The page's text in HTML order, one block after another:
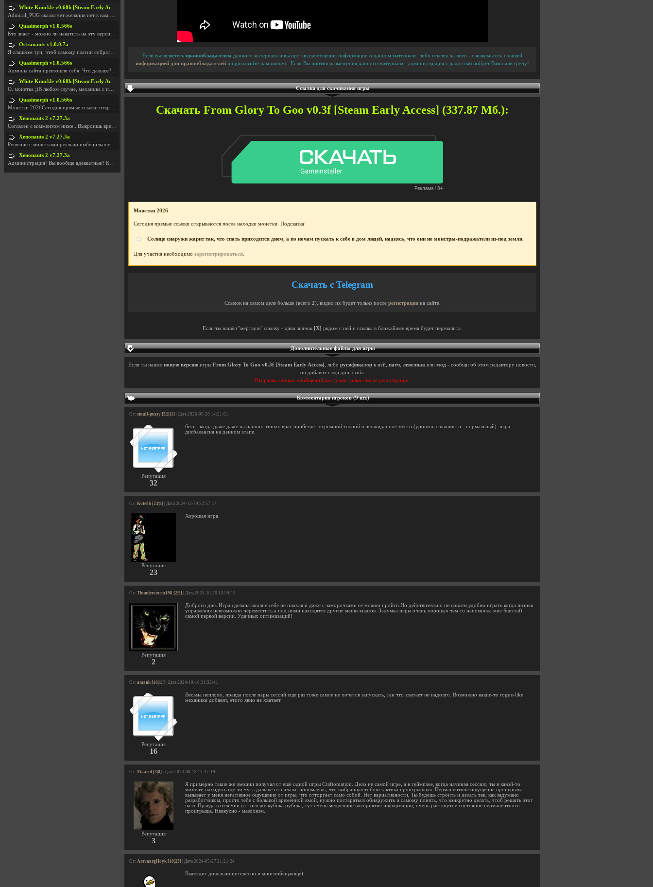
Если вы являетесь правообладателем данного материала и вы против размещения информации о данном материале, либо ссылок на него - ознакомьтесь с нашей
информацией для правообладателей и присылайте нам письмо. Если Вы против размещения данного материала - администрация с радостью пойдет Вам на встречу!
Ссылки для скачивания игры
Скачать From Glory To Goo v0.3f [Steam Early Access] (337.87 Мб.):
Монетки 2026
Сегодня прямые ссылки открываются после находки монетки. Подсказка:
Солнце снаружи жарит так, что спать приходится днем, а по ночам пускать к себе в дом людей, надеясь, что они не монстры-подражатели из-под земли.
Для участия необходимо зарегистрироваться
Скачать с Telegram
Ссылок на самом деле больше (всего 2), видно их будет только после регистрациина сайте.
Если ты нашёл "мёртвую" ссылку - дави значок [X] рядом с ней и ссылка в ближайшее время будет перезалита.
Дополнительные файлы для игры
Если ты нашел новую версию игры From Glory To Goo v0.3f [Steam Early Access] , либо русификатор к ней, патч левелпак или мод - сообщи об этом редактору новости,
он добавит сюда доп. файл.
Отправка личных сообщений доступна только после регистрации.
Комментарии игроков (9 шт.)
От: small-pussy [32|11] | Дата 2026-05-28 14:21:01
Репутация
32
бесит когда даже даже на ранних этапах враг прибегает огромной толпой в неожиданное место (уровень сложности - нормальный). игра
дисбалансна на данном этапе.
От: Kote86 [23|9] | Дата 2024-12-29 22:57:17
Репутация
23
Хорошая игра.
От: Thunderstorm198 [2|5] | Дата 2024-10-26 13:59:19
Репутация
2
Доброго дня. Игра сделана вполне себе не плохая и даже с заморочками её можно пройти.Но действительно не совсем удобно играть когда иконки
управления невозможно переместить а под ними находятся другие меню заказов. Задумка игры очень хорошая чем то напомнила мне Starcraft
самой первой версии. Удачных оптимизаций!
От: amank [16|11] | Дата 2024-10-10 21:32:41
Репутация
16
Весьма неплохо, правда после пары сессий еще раз тоже самое не хочется запускать, так что хватает не надолго. Возможно какие-то rogue-like
механики добавят, этого явно не хватает.
От: Maarid [3|8] | Дата 2024-08-18 17:47:19
Репутация
3
Я примерно такие же эмоции получал от ещё одной игры Craftomation. Дело не самой игре, а в геймплее, когда начиная сессию, ты в какой-то
момент, находясь где-то чуть дальше от начала, понимаешь, что выбранная тобою тактика проигрышная. Перманентное ощущение проигрыша
вызывает у меня негативное ощущение от игры, что отторгает само собой. Нет вариативности, Ты будешь строить и делать так, как задумано
разработчиком, просто тебе с большой временной ямой, нужно постараться обнаружить и самому понять, что конкретно делать, чтоб решить этот
пазл. Правда в отличии от того же кубика рубика, тут очень медленное восприятие информации, очень растянутое состояние перманентного
проигрыша. Невкусно - мазохизм.
От: ArsvaargHoyk [18|23] | Дата 2024-05-27 21:21:24
Выглядит довольно интересно и многообещающе)
White Knuckle v0.60h [Steam Early Access]
Admiral_PUG сказал:чет желания нет к вам сюда захо
Quasimorph v1.0.566s
Кто знает - можно ли накатить на эту версию моды?
Ostranauts v1.0.0.7a
Я слишком туп, чтоб самому плагин собрать. И что-т
Quasimorph v1.0.566s
Админы сайта превзошли себя. Что дальше? Засунь се
White Knuckle v0.60h [Steam Early Access]
О. монетка ;)В любом случае, механика с поиском мо
Quasimorph v1.0.566s
Монетки 2026Сегодня прямые ссылки открываются посл
Xenonauts 2 v7.27.3a
Согласен с комментом ниже...Выкроишь время чтобы з
Xenonauts 2 v7.27.3a
Решение с монетками реально имбецильное. Как сдела
Xenonauts 2 v7.27.3a
Администрация! Вы вообще адекватные? Какие монетки